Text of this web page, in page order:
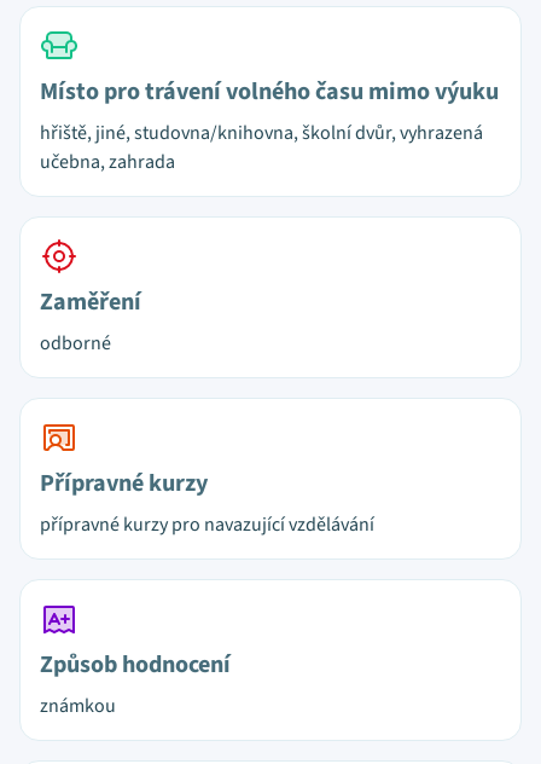
Místo pro trávení volného času mimo výuku
hřiště, jiné, studovna/knihovna, školní dvůr, vyhrazená
učebna, zahrada
Zaměření
odborné
Přípravné kurzy
přípravné kurzy pro navazující vzdělávání
Způsob hodnocení
známkou